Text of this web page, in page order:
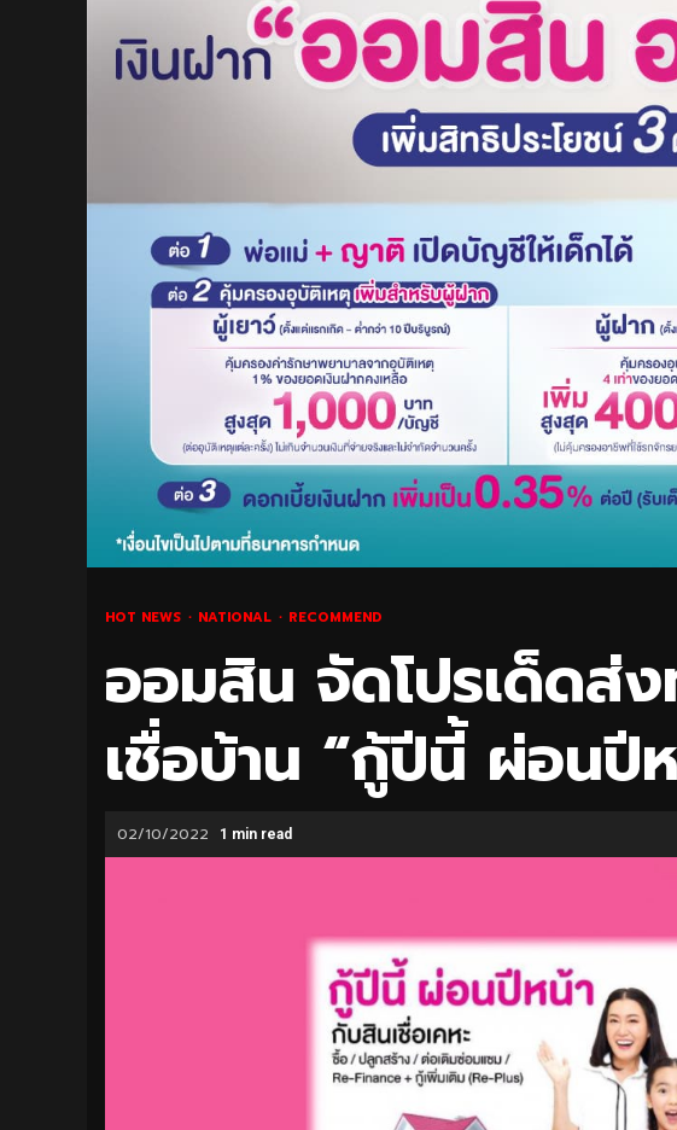
HOT NEWS NATIONAL RECOMMEND
ออมสิน จัดโปรเด็ดส่
เชื่อบ้าน “กู้ปีนี้ ผ่อนปี
02/10/2022 1 min read